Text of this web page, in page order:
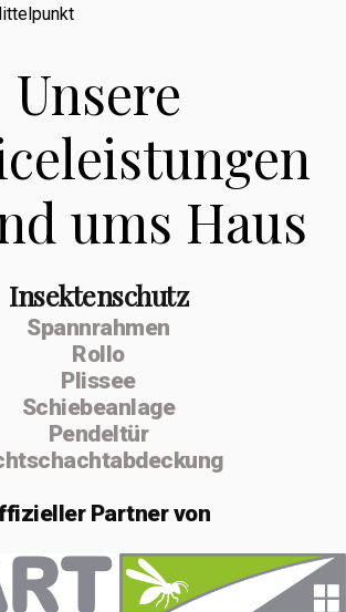
Unsere
ums Haus
Insektenschutz
Spannrahmen
Rollo
Plissee
Schiebeanlage
Pendeltür
Partner von